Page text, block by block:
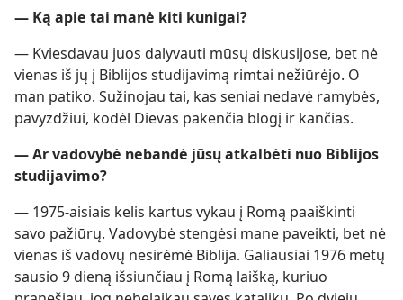
— Ką apie tai manė kiti kunigai?
— Kviesdavau juos dalyvauti mūsų diskusijose, bet nė
vienas iš jų į Biblijos studijavimą rimtai nežiūrėjo. O
man patiko. Sužinojau tai, kas seniai nedavė ramybės,
pavyzdžiui, kodėl Dievas pakenčia blogį ir kančias.
— Ar vadovybė nebandė jūsų atkalbėti nuo Biblijos
studijavimo?
— 1975-aisiais kelis kartus vykau į Romą paaiškinti
savo pažiūrų. Vadovybė stengėsi mane paveikti, bet nė
vienas iš vadovų nesirėmė Biblija. Galiausiai 1976 metų
sausio 9 dieną išsiunčiau į Romą laišką, kuriuo